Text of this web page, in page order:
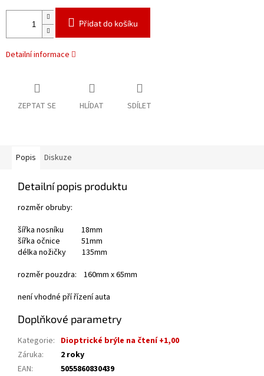
Přidat do košíku
Detailní informace
ZEPTAT SE HLÍDAT SDÍLET
Popis Diskuze
Detailní popis produktu
rozměr obruby:
šířka nosníku 18mm
šířka očnice 51mm
délka nožičky 135mm
rozměr pouzdra: 160mm x 65mm
není vhodné pří řízení auta
Doplňkové parametry
Kategorie: Dioptrické brýle na čtení +1,00
Záruka:
2 roky
EAN:
5055860830439